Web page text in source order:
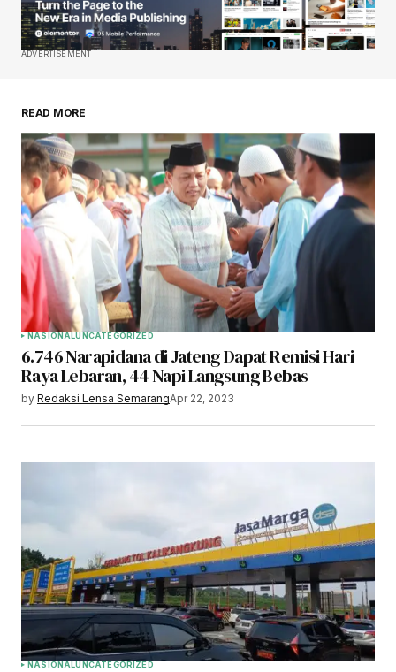
ADVERTISEMENT
READ MORE
NASIONALUNCATEGORIZED
6.746 Narapidana di Jateng Dapat Remisi Hari
Raya Lebaran, 44 Napi Langsung Bebas
by Redaksi Lensa SemarangApr 22, 2023
NASIONALUNCATEGORIZED